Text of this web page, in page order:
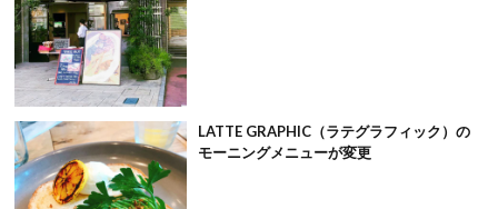
LATTE GRAPHIC（ラテグラフィック）の
モーニングメニューが変更